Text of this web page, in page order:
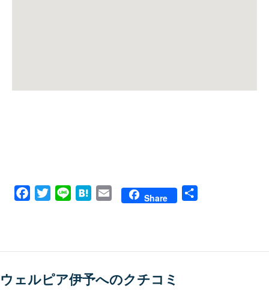
Facebook
Twitter Line HatenaEmail Share
ウェルピア伊予へのクチコミ